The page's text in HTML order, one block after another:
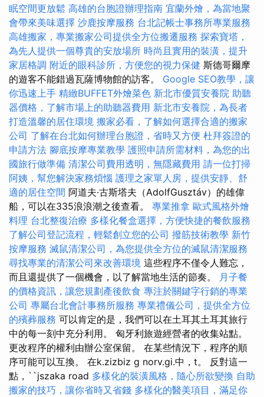
眠空間更放鬆 高雄的台胞證辦理指南 宜蘭外燴，為當地聚
會帶來美味選擇 沙鹿按摩服務 台北記帳士事務所專業服務
高雄搬家，專業搬家公司提供全方位搬遷服務 探索寶塔，
為先人提供一個尊貴的安放場所 時尚且實用的裝潢，提升
家居格調 附近的眼科診所，方便您的視力保健 斯德哥爾摩
的遊客不能錯過瓦薩博物館的訪客。 Google SEO教學，讓
你迅速上手 精緻BUFFET外燴菜色 新北市優質安養院 助聽
器價格，了解市場上的助聽器費用 新北市安養院，為長者
打造溫馨的居住環境 搬家必看，了解如何選擇合適的搬家
公司 了解在台北如何辦理台胞證，省時又方便 杜拜簽證的
申請方法 腳底按摩專業教學 護照申請所需材料，為您的出
國旅行做準備 清潔公司費用透明，無隱藏費用 請一位打掃
阿姨，幫您解決家務煩惱 護理之家單人房，提供安靜、舒
適的居住空間 阿道夫·古斯塔夫（AdolfGusztáv）的雄偉
船，可以在335浪浪潮之後查看。 專業推拿 歐式風格外燴
料理 台北整復治療 多樣化餐盒選擇，方便快捷的餐飲服務
了解公司登記流程，輕鬆創立您的公司 撥筋技術教學 新竹
按摩服務 滅鼠清潔公司，為您提供全方位的滅鼠清潔服務
尋找專業的清潔公司來改善環境 這些程序不僅令人難忘，
而且還提供了一個機會，以了解當地生活的節奏。
月子餐
的價格資訊，讓您規劃產後飲食 專注於關鍵字行銷的專業
公司 專屬台北會計事務所服務 專業禮儀公司，提供全方位
的殯葬服務 可以肯定的是，我們可以在土耳其土耳其旅行
中的每一刻中充分利用。 匈牙利旅遊經營者的收集站點。
更改程序的權利由辦公室保留。 在某些情況下，程序的順
序可能可以互換。 在k.zizbiz g norv.gi.中，t。 反對這一
點，``jszaka road 多樣化的裝潢風格，隨心所欲變換 自助
搬家的技巧，讓你省時又省錢 多樣化的醫美項目，滿足你